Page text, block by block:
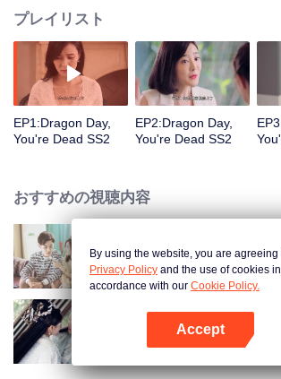
きたリュウ・カイイチは正式にリュウ・ヒイチに宣戦
の争いをスタートした。彼の身の回りにまた一人ラ・
の子が現れて、数人の生活は再び波乱を巻き起こす。
プレイリスト
EP1:Dragon Day,
You're Dead SS2
EP2:Dragon Day,
You're Dead SS2
おすすめの視聴内容
喧嘩上等！〜不良と恋
The Eternal Love SS2
By using the website, you are agreeing
Privacy Policy and the use of cookies in
accordance with our Cookie Policy.
Accept